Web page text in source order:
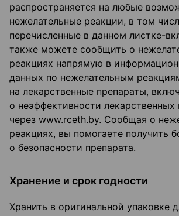
распространяется на любые
нежелательные реакции, в том
перечисленные в данном листке-
также можете сообщить о
реакциях напрямую в
данных по нежелательным
на лекарственные препараты,
о неэффективности лекарственных
через www.rceth.by. Сообщая о
реакциях, вы помогаете получить
о безопасности препарата.
Хранение и срок годности
Хранить в оригинальной упаковке